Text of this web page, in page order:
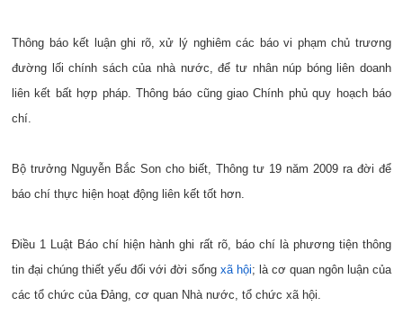
Thông báo kết luận ghi rõ, xử lý nghiêm các báo vi phạm chủ trương
đường lối chính sách của nhà nước, để tư nhân núp bóng liên doanh
liên kết bất hợp pháp. Thông báo cũng giao Chính phủ quy hoạch báo
chí.
Bộ trưởng Nguyễn Bắc Son cho biết, Thông tư 19 năm 2009 ra đời để
báo chí thực hiện hoạt động liên kết tốt hơn.
Điều 1 Luật Báo chí hiện hành ghi rất rõ, báo chí là phương tiện thông
tin đại chúng thiết yếu đối với đời sống xã hội; là cơ quan ngôn luận của
các tổ chức của Đảng, cơ quan Nhà nước, tổ chức xã hội.